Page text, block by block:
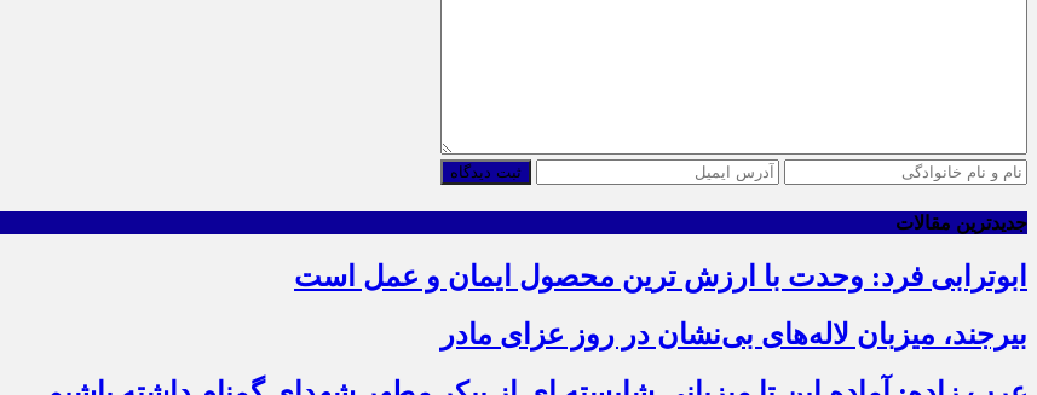
ثبت دیدگاه
جدیدترین مقالات
ابوترابی فرد: وحدت با ارزش ترین محصول ایمان و عمل است
بیرجند، میزبان لاله‌های بی‌نشان در روز عزای مادر